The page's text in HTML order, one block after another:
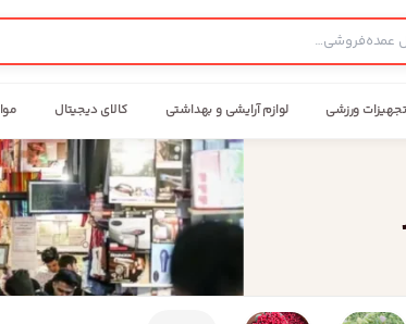
ورزشی لوازم آرایشی و بهداشتی کالای دیجیتال